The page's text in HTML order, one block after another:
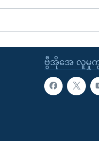
ဗွီအိုအေ လူမှုကွ